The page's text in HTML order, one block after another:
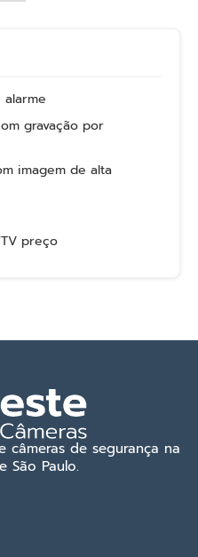
alarme
gravação por
imagem de alta
preço
câmeras de segurança na
São Paulo.